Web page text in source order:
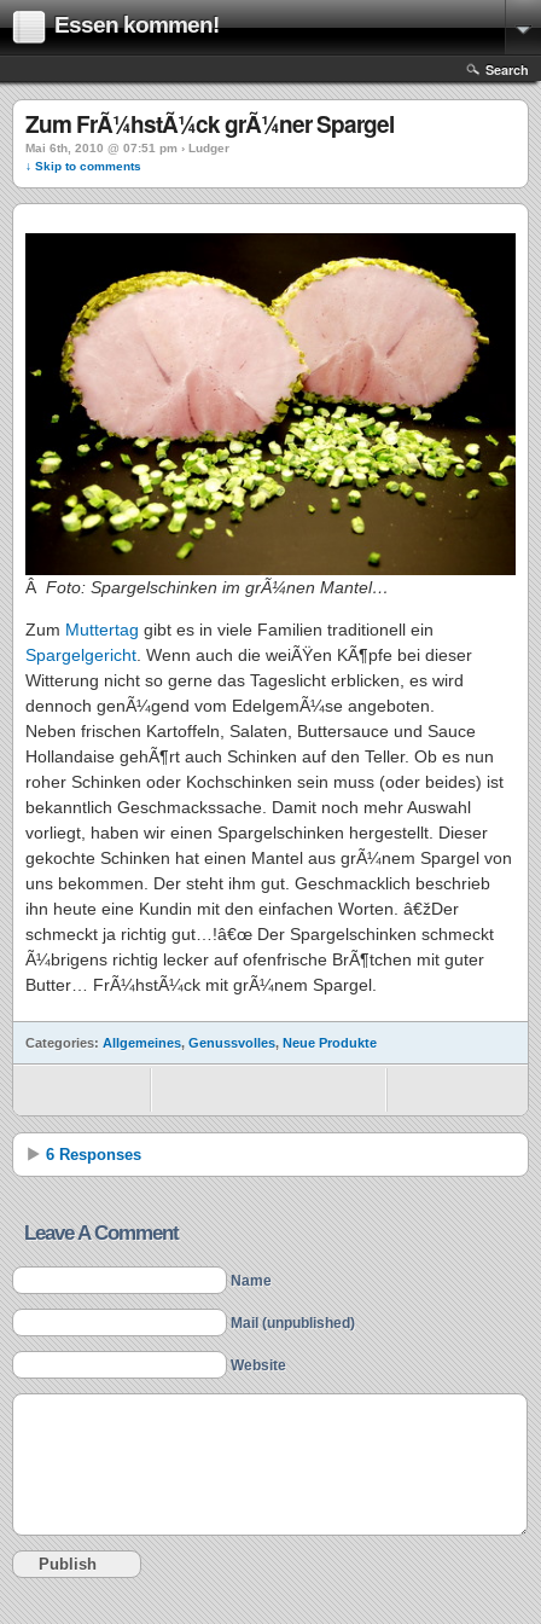
Essen kommen!
Search
Zum FrÃ¼hstÃ¼ck grÃ¼ner Spargel
Mai 6th, 2010 @ 07:51 pm › Ludger
↓ Skip to comments
Â Foto: Spargelschinken im grÃ¼nen Mantel…
Zum Muttertag gibt es in viele Familien traditionell ein
Spargelgericht. Wenn auch die weiÃŸen KÃ¶pfe bei dieser
Witterung nicht so gerne das Tageslicht erblicken, es wird
dennoch genÃ¼gend vom EdelgemÃ¼se angeboten.
Neben frischen Kartoffeln, Salaten, Buttersauce und Sauce
Hollandaise gehÃ¶rt auch Schinken auf den Teller. Ob es nun
roher Schinken oder Kochschinken sein muss (oder beides) ist
bekanntlich Geschmackssache. Damit noch mehr Auswahl
vorliegt, haben wir einen Spargelschinken hergestellt. Dieser
gekochte Schinken hat einen Mantel aus grÃ¼nem Spargel von
uns bekommen. Der steht ihm gut. Geschmacklich beschrieb
ihn heute eine Kundin mit den einfachen Worten. â€žDer
schmeckt ja richtig gut…!â€œ Der Spargelschinken schmeckt
Ã¼brigens richtig lecker auf ofenfrische BrÃ¶tchen mit guter
Butter… FrÃ¼hstÃ¼ck mit grÃ¼nem Spargel.
Categories: Allgemeines, Genussvolles, Neue Produkte
6 Responses
Leave A Comment
Name
Mail (unpublished)
Website